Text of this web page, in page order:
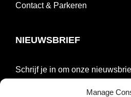
Manage
Contact & Parkeren
NIEUWSBRIEF
Schrijf je in om onze